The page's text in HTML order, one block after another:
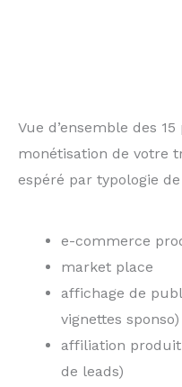
Vue d’ensemble des
monétisation de votre
espéré par typologie
e-commerce
market place
affichage de
vignettes sponso)
affiliation produit
de leads)